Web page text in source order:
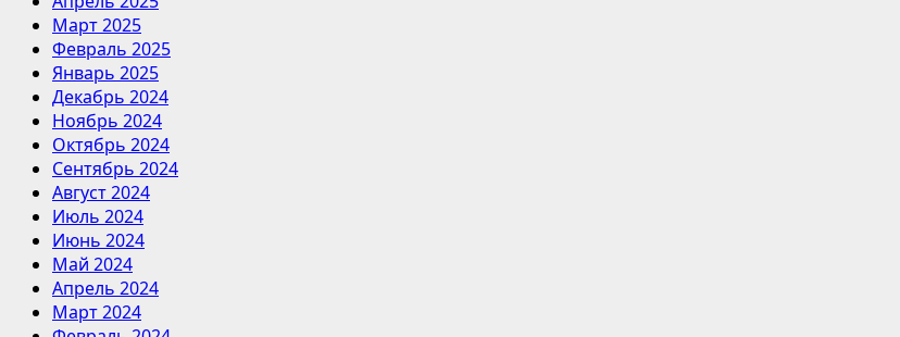
Март 2025
Февраль 2025
Январь 2025
Декабрь 2024
Ноябрь 2024
Октябрь 2024
Сентябрь 2024
Август 2024
Июль 2024
Июнь 2024
Май 2024
Апрель 2024
Март 2024